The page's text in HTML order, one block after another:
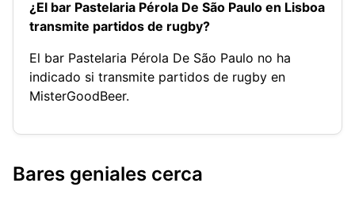
¿El bar Pastelaria Pérola De São Paulo en Lisboa
transmite partidos de rugby?
El bar Pastelaria Pérola De São Paulo no ha
indicado si transmite partidos de rugby en
MisterGoodBeer.
Bares geniales cerca